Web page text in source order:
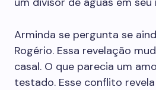
Arminda se pergunta se
Rogério. Essa revelação
casal. O que parecia um
testado. Esse conflito